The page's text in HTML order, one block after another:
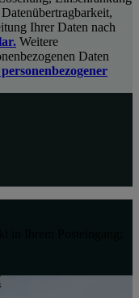
Ihrer Daten nach
Weitere
Daten